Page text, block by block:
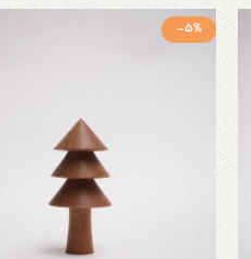
-5%